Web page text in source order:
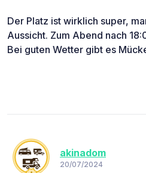
Der Platz ist wirklich super,
Aussicht. Zum Abend nach
Bei guten Wetter gibt es
akinadom
20/07/2024